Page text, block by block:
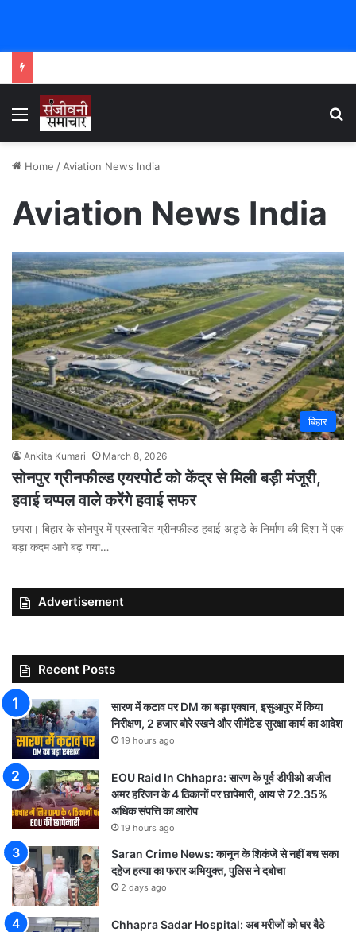
Menu
Home / Aviation News India
Aviation News India
बिहार
Ankita Kumari March 8, 2026
सोनपुर ग्रीनफील्ड एयरपोर्ट को केंद्र से मिली बड़ी मंजूरी,
हवाई चप्पल वाले करेंगे हवाई सफर
छपरा। बिहार के सोनपुर में प्रस्तावित ग्रीनफील्ड हवाई अड्डे के निर्माण की दिशा में एक
बड़ा कदम आगे बढ़ गया…
Advertisement
Recent Posts
सारण में कटाव पर DM का बड़ा एक्शन, इसुआपुर में किया
निरीक्षण, 2 हजार बोरे रखने और सीमेंटेड सुरक्षा कार्य का आदेश
19 hours ago
EOU Raid In Chhapra: सारण के पूर्व डीपीओ अजीत
अमर हरिजन के 4 ठिकानों पर छापेमारी, आय से 72.35%
अधिक संपत्ति का आरोप
19 hours ago
Saran Crime News: कानून के शिकंजे से नहीं बच सका
दहेज हत्या का फरार अभियुक्त, पुलिस ने दबोचा
2 days ago
Chhapra Sadar Hospital: अब मरीजों को घर बैठे